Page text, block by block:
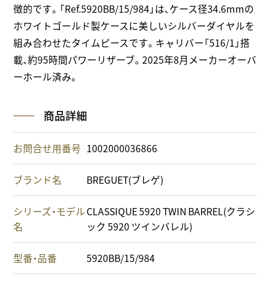
徴的です。「Ref.5920BB/15/984」は、ケース径34.6mmの
ホワイトゴールド製ケースに美しいシルバーダイヤルを
組み合わせたタイムピースです。キャリバー「516/1」搭
載、約95時間パワーリザーブ。2025年8月メーカーオーバ
ーホール済み。
商品詳細
お問合せ用番号 1002000036866
ブランド名 BREGUET(ブレゲ)
シリーズ・モデル
名
CLASSIQUE 5920 TWIN BARREL(クラシ
ック 5920 ツインバレル)
型番・品番 5920BB/15/984